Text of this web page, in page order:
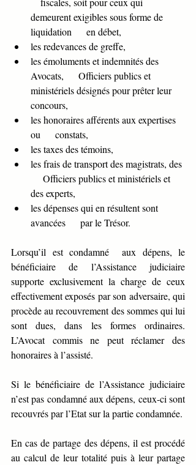
demeurent exigibles sous forme de
liquidation      en débet,
les redevances de greffe,
les émoluments et indemnités des
Avocats,      Officiers publics et
ministériels désignés pour prêter leur
concours,
les honoraires afférents aux expertises
ou      constats,
les taxes des témoins,
les frais de transport des magistrats, des
     Officiers publics et ministériels et
des experts,
les dépenses qui en résultent sont
avancées      par le Trésor.
Lorsqu’il est condamné  aux dépens, le
bénéficiaire de l’Assistance judiciaire
supporte exclusivement la charge de ceux
effectivement exposés par son adversaire, qui
procède au recouvrement des sommes qui lui
sont dues, dans les formes ordinaires.
L’Avocat commis ne peut réclamer des
honoraires à l’assisté.
Si le bénéficiaire de l’Assistance judiciaire
n’est pas condamné aux dépens, ceux-ci sont
recouvrés par l’Etat sur la partie condamnée.
En cas de partage des dépens, il est procédé
au calcul de leur totalité puis à leur partage